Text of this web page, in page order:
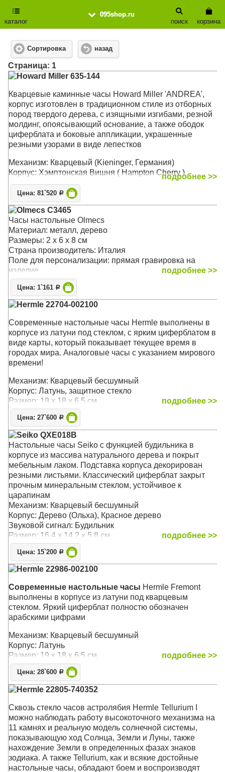
095shop.ru
каталог
корзина
поиск
Сортировка назад
Cтраница: 1
Howard Miller 635-144
Кварцевые каминные часы Howard Miller 'ANDREA',
корпус изготовлен в традиционном стиле из отборных
пород твердого дерева, с изящными изгибами, резной
молдинг, опоясывающий основание, а также ободок
циферблата и боковые аппликации, украшенные
резными узорами в виде лепестков
Механизм: Кварцевый (Kieninger, Германия)
Корпус: Хэмптонская Вишня ( Hampton Cherry )
Звуковой сигнал:Westminster
, Бим-Бом
Размер: 47 х 25 х 13 см
подробнее >>
Цена: 81`520 Р
Olmecs C3465
Часы настольные Olmecs
Материал: металл, дерево
Размеры: 2 x 6 x 8 см
Страна производитель: Италия
Поле для персонализации: прямая гравировка на
изделие
подробнее >>
Цена: 1`161 Р
Hermle 22704-002100
Современные настольные часы Hermle выполнены в
корпусе из латуни под стеклом, с ярким циферблатом в
виде карты, который показывает текущее время в
городах мира. Аналоговые часы с указанием мирового
времени!
Механизм: Кварцевый бесшумный
Корпус: Латунь, защитное стекло
Размер: 19 х 18 х 6,5 см
подробнее >>
Цена: 27`600 Р
Seiko QXE018B
Настольные часы Seiko с функцией будильника в
корпусе из массива натурального дерева и покрыт
мебельным лаком. Подставка корпуса декорирован
резными листьями. Классический циферблат закрыт
прочным минеральным стеклом, устойчивое к
царапинам
Механизм: Кварцевый бесшумный
Корпус: Дерево (Ольха), Красное дерево
Звуковой сигнал: Будильник
Размер: 16,4 х 14,2 x 5,8 см
подробнее >>
Цена: 15`200 Р
Hermle 22986-002100
Современные настольные часы Hermle Fremont
выполнены в корпусе из латуни под кварцевым
стеклом. Яркий циферблат полностю обозначен
арабскими цифрами
Механизм: Кварцевый бесшумный
Корпус: Латунь
Размер: 19 x 18 x 6,5 см
подробнее >>
Цена: 28`600 Р
Hermle 22805-740352
Сквозь стекло часов астролябия Hermle Tellurium I
можно наблюдать работу высокоточного механизма на
11 камнях и реальную модель солнечной системы,
показывающую ход Солнца, Земли и Луны, также
нахождение Земли в определенных фазах знаков
зодиака. А также Tellurium, как и всякие достойные
настольные часы, обладают боем и воспроизводят